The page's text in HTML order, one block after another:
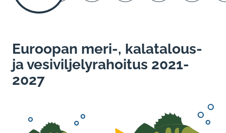
Euroopan meri-, kalatalous-
ja vesiviljelyrahoitus 2021-
2027